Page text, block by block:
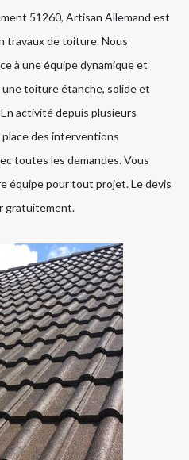
51260, Artisan Allemand est
travaux de toiture. Nous
à une équipe dynamique et
toiture étanche, solide et
activité depuis plusieurs
place des interventions
toutes les demandes. Vous
équipe pour tout projet. Le devis
gratuitement.